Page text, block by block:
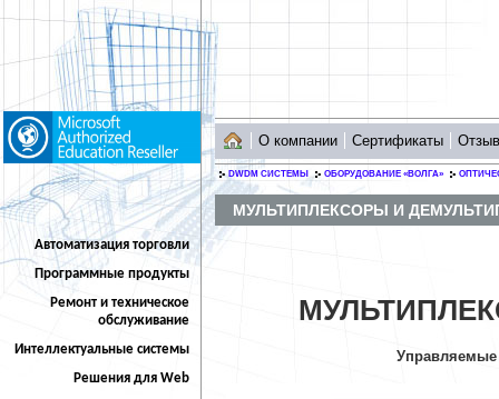
Автоматизация торговли
Программные продукты
Ремонт и техническое
обслуживание
Интеллектуальные системы
Решения для Web
О компании Сертификаты
DWDM СИСТЕМЫ ОБОРУДОВАНИЕ «ВОЛГА»
МУЛЬТИПЛЕКСОРЫ И
Управляемые